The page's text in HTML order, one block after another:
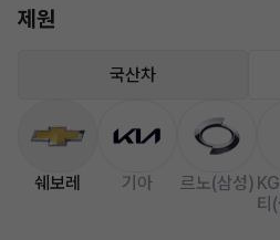
제원
국산차
쉐보레 기아 르노(삼성)
티